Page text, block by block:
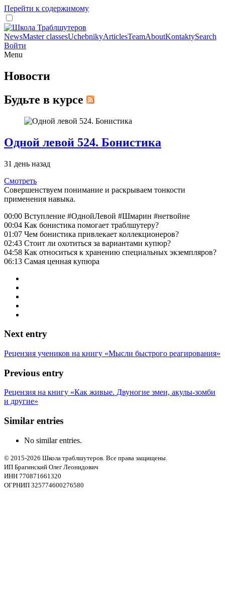
Перейти к содержимому
NewsMaster classesUchebnikyArticlesTeamAboutKontaktySearch
Войти
Menu
Новости
Будьте в курсе
Одной левой 524. Бонистика
31 день назад
Смотреть
Совершенствуем понимание и раскрываем тонкости
применения навыка.
00:00 Вступление #ОднойЛевой #Шмарин #нетвойне
00:04 Как бонистика помогает траблшутеру?
01:07 Чем бонистика привлекает коллекционеров?
02:43 Стоит ли охотиться за вариантами купюр?
04:58 Как относиться к хранению специальных экземпляров?
06:13 Самая ценная купюра
Next entry
Рецензия учеников на книгу «Мысли быстрого реагирования»
Previous entry
Рецензия на книгу «Как живые. Двуногие змеи, акулы-зомби
и другие»
Similar entries
No similar entries.
© 2015-2026 Школа траблшутеров. Все права защищены.
ИП Брагинский Олег Леонидович
ИНН 770871661320
ОГРНИП 325774600276580